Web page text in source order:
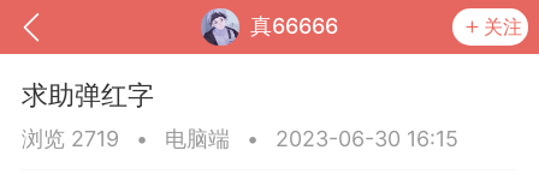
真66666 关注
求助弹红字
浏览 2719 • 电脑端 • 2023-06-30 16:15